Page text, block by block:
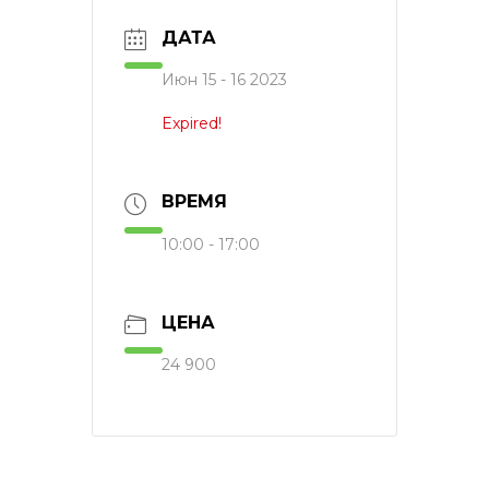
ДАТА
Июн 15 - 16 2023
Expired!
ВРЕМЯ
10:00 - 17:00
ЦЕНА
24 900